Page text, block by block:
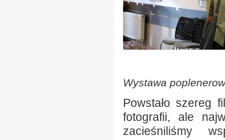
Wystawa
Powstało szereg
fotografii, ale
zacieśniliśmy